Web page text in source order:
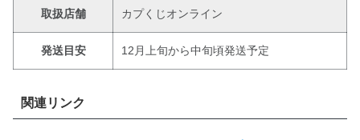
取扱店舗 カプくじオンライン
発送目安 12月上旬から中旬頃発送予定
関連リンク